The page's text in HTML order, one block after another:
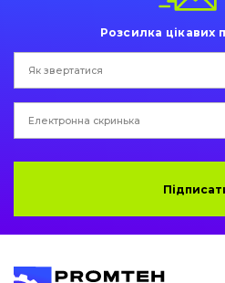
Захист (ковша, адаптера)
Пальці та Втулки
Гідравліка
написати
листа
Розсилка цікавих